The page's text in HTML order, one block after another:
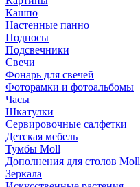
Кашпо
Настенные панно
Подносы
Подсвечники
Свечи
Фонарь для свечей
Фоторамки и фотоальбомы
Часы
Шкатулки
Сервировочные салфетки
Детская мебель
Тумбы Moll
Дополнения для столов Moll
Зеркала